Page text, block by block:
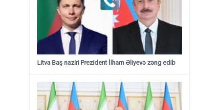
Litva Baş naziri Prezident İlham Əliyevə zəng edib